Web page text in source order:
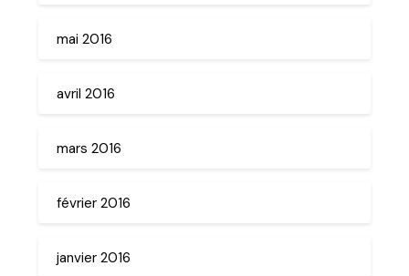
mai 2016
avril 2016
mars 2016
février 2016
janvier 2016